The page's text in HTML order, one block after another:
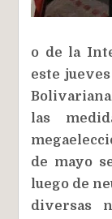
o de la
este
las
de mayo
luego de
diversas